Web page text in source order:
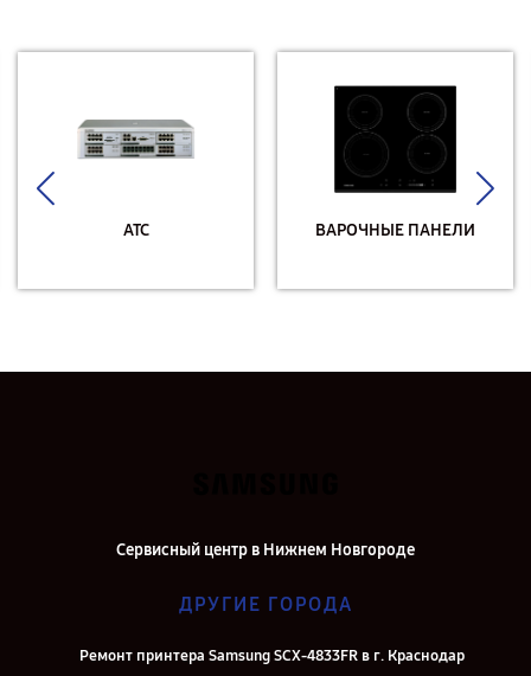
АТС ВАРОЧНЫЕ ПАНЕЛИ
Сервисный центр в Нижнем Новгороде
ДРУГИЕ ГОРОДА
Ремонт принтера Samsung SCX-4833FR в г. Краснодар